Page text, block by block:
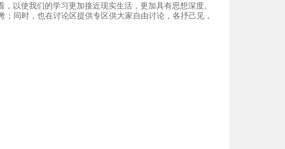
以使我们的学习更加接近现实生活，更加具有思想深度。
同时，也在讨论区提供专区供大家自由讨论，各抒己见，